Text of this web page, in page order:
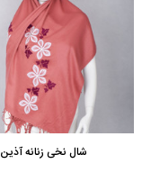
شال نخی زنانه آذین